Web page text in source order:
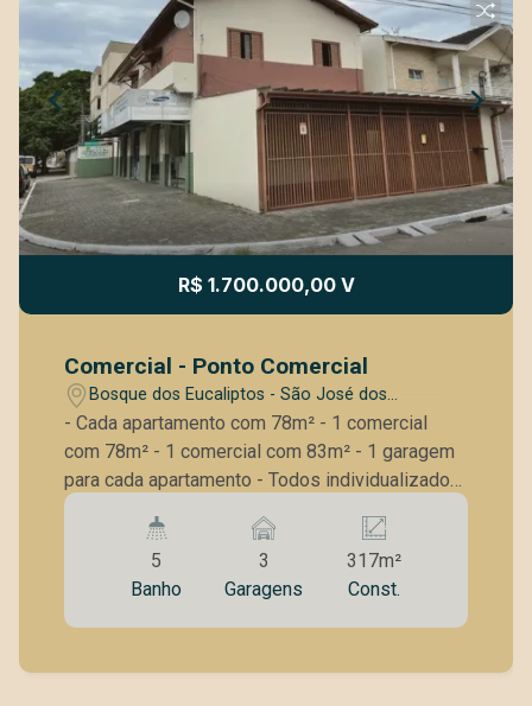
R$ 1.700.000,00 V
Comercial - Ponto Comercial
Bosque dos Eucaliptos - São José dos
Campos/SP
- Cada apartamento com 78m² - 1 comercial
com 78m² - 1 comercial com 83m² - 1 garagem
para cada apartamento - Todos individualizados
e averbados
5
Banho
3
Garagens
317m²
Const.